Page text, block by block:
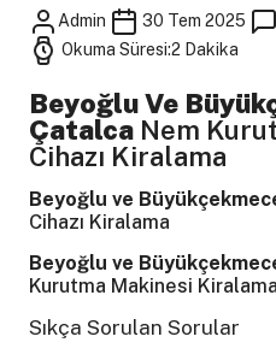
Admin 30 Tem 2025
Okuma Süresi:2 Dakika
Beyoğlu Ve
ÇatalcaNem
Cihazı Kiralama
Beyoğlu ve
Cihazı Kiralama
Beyoğlu ve
Kurutma Makinesi Kiralama
Sıkça Sorulan Sorular